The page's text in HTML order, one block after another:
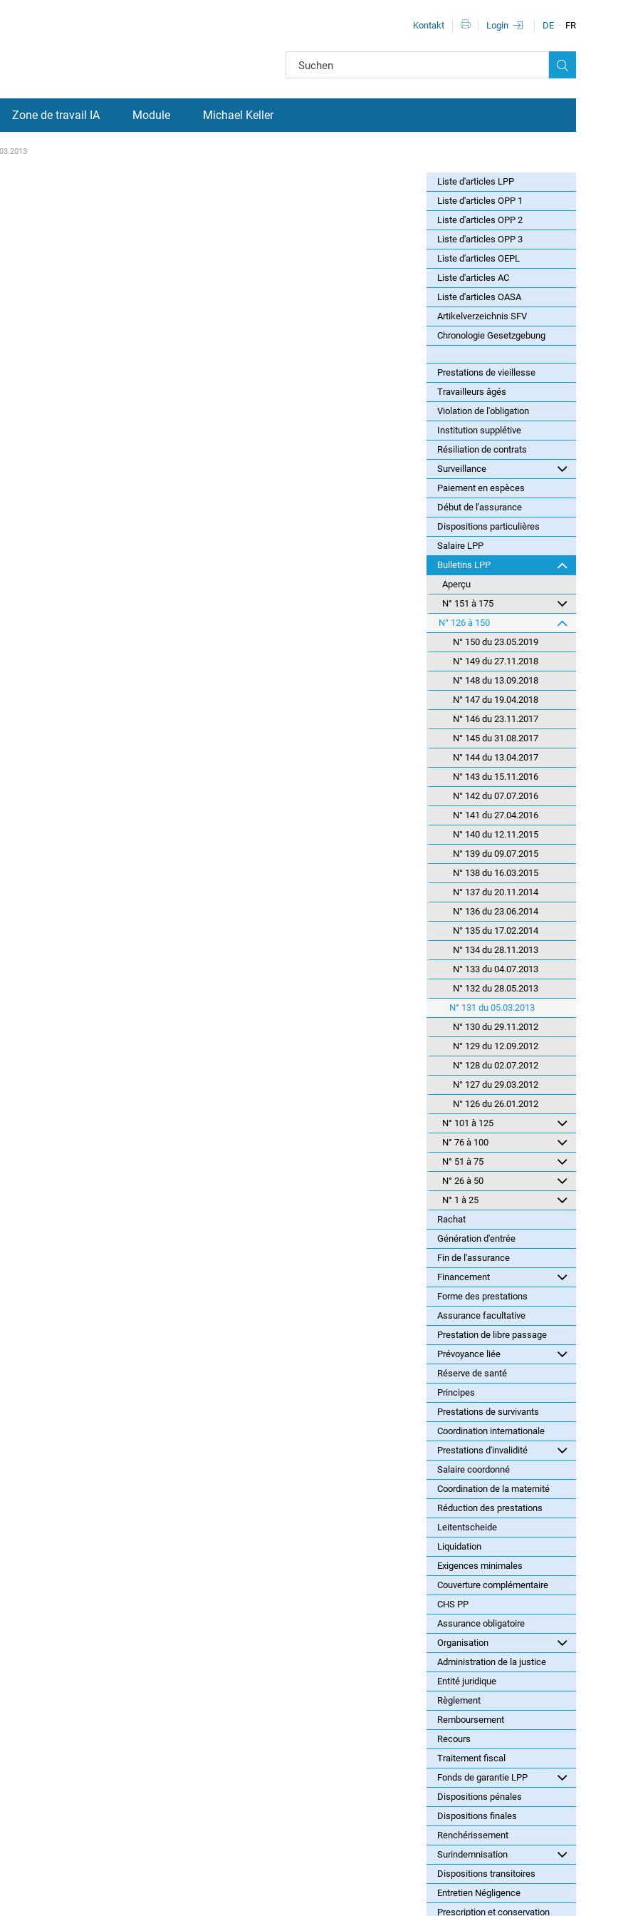
DE FR
Méta-navigation
Kontakt Login
Zone de travail IA Module Michael Keller
Liste d'articles LPP
Liste d'articles OPP 1
Liste d'articles OPP 2
Liste d'articles OPP 3
Liste d'articles OEPL
Liste d'articles AC
Liste d'articles OASA
Artikelverzeichnis SFV
Chronologie Gesetzgebung
Prestations de vieillesse
Travailleurs âgés
Violation de l'obligation
Institution supplétive
Résiliation de contrats
Surveillance
Paiement en espèces
Début de l'assurance
Dispositions particulières
Salaire LPP
Bulletins LPP
Aperçu
N° 151 à 175
N° 126 à 150
N° 150 du 23.05.2019
N° 149 du 27.11.2018
N° 148 du 13.09.2018
N° 147 du 19.04.2018
N° 146 du 23.11.2017
N° 145 du 31.08.2017
N° 144 du 13.04.2017
N° 143 du 15.11.2016
N° 142 du 07.07.2016
N° 141 du 27.04.2016
N° 140 du 12.11.2015
N° 139 du 09.07.2015
N° 138 du 16.03.2015
N° 137 du 20.11.2014
N° 136 du 23.06.2014
N° 135 du 17.02.2014
N° 134 du 28.11.2013
N° 133 du 04.07.2013
N° 132 du 28.05.2013
N° 131 du 05.03.2013
N° 130 du 29.11.2012
N° 129 du 12.09.2012
N° 128 du 02.07.2012
N° 127 du 29.03.2012
N° 126 du 26.01.2012
N° 101 à 125
N° 76 à 100
N° 51 à 75
N° 26 à 50
N° 1 à 25
Rachat
Génération d'entrée
Fin de l'assurance
Financement
Forme des prestations
Assurance facultative
Prestation de libre passage
Prévoyance liée
Réserve de santé
Principes
Prestations de survivants
Coordination internationale
Prestations d'invalidité
Salaire coordonné
Coordination de la maternité
Réduction des prestations
Leitentscheide
Liquidation
Exigences minimales
Couverture complémentaire
CHS PP
Assurance obligatoire
Organisation
Administration de la justice
Entité juridique
Règlement
Remboursement
Recours
Traitement fiscal
Fonds de garantie LPP
Dispositions pénales
Dispositions finales
Renchérissement
Surindemnisation
Dispositions transitoires
Entretien Négligence
Prescription et conservation